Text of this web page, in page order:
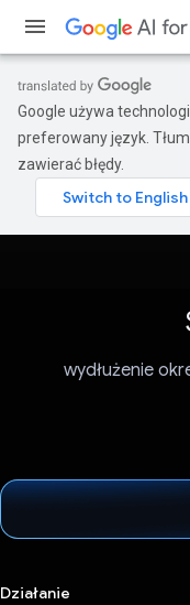
Google używa
preferowany język.
zawierać błędy.
wydłużenie
Działanie